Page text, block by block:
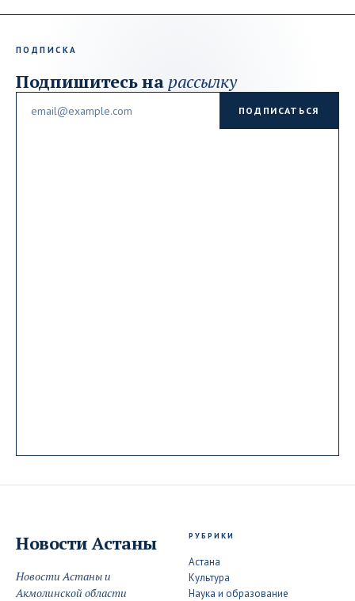
ПОДПИСКА
Подпишитесь на рассылку
ПОДПИСАТЬСЯ
Новости Астаны
Новости Астаны и
Акмолинской области
РУБРИКИ
Астана
Культура
Наука и образование